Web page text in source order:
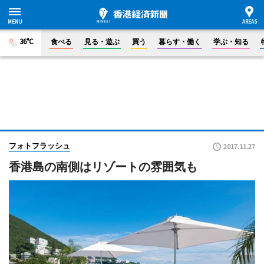
36°C 食べる 見る・遊ぶ 買う 暮らす・働く 学ぶ・知る
フォトフラッシュ 2017.11.27
香港島の南側はリゾートの雰囲気も